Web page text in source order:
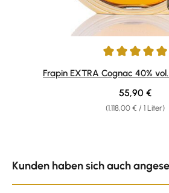
Durchschnittliche Bewertung von 5
Frapin EXTRA Cognac 40%
(1.118,00 € / 1 Liter)
Regulärer
55,90 €
Kunden haben sich auch